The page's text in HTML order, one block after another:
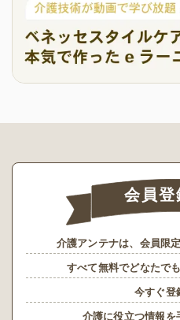
会員登
介護アンテナは、会員限
すべて無料でどなたで
今すぐ登
介護に役立つ情報を